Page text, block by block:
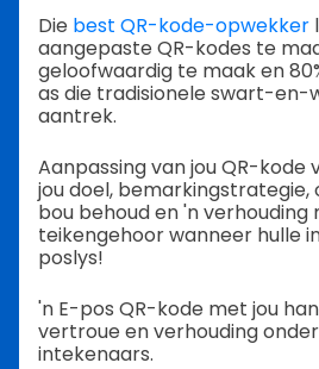
Die best QR-kode-opwekker
aangepaste QR-kodes te
geloofwaardig te maak en
as die tradisionele swart-en-
aantrek.
Aanpassing van jou QR-kode
jou doel, bemarkingstrategie,
bou behoud en 'n verhouding
teikengehoor wanneer hulle
poslys!
'n E-pos QR-kode met jou
vertroue en verhouding
intekenaars.